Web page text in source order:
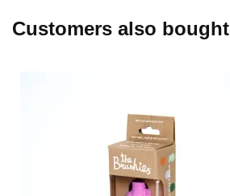
Customers also bought